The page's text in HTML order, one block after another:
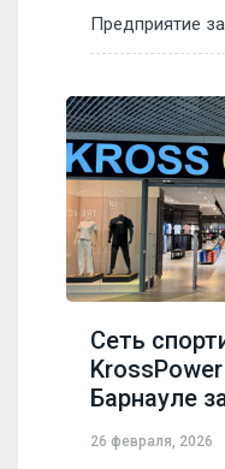
Предприятие
Сеть
Барнауле
26 февраля, 2026